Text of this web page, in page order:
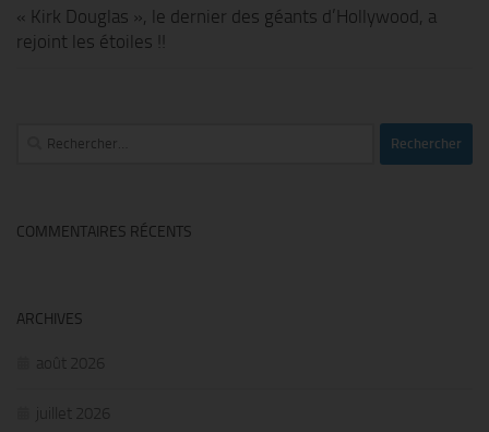
« Kirk Douglas », le dernier des géants d’Hollywood, a
rejoint les étoiles !!
Rechercher :
COMMENTAIRES RÉCENTS
ARCHIVES
août 2026
juillet 2026